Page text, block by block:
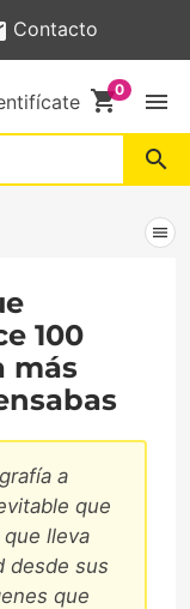
Contacto
shopping_cart menu
search
menu
100
más
a
que
lleva
desde sus
que